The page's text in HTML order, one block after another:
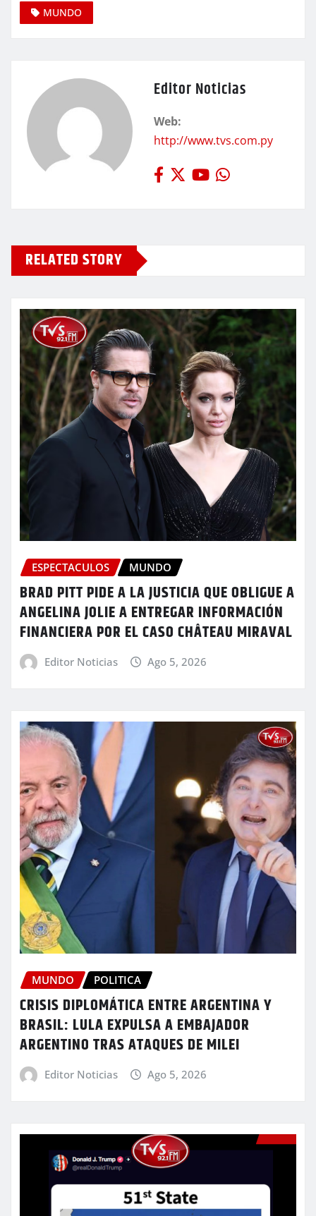
MUNDO
Editor Noticias
Web:
http://www.tvs.com.py
RELATED STORY
ESPECTACULOS MUNDO
BRAD PITT PIDE A LA JUSTICIA QUE OBLIGUE A
ANGELINA JOLIE A ENTREGAR INFORMACIÓN
FINANCIERA POR EL CASO CHÂTEAU MIRAVAL
Editor Noticias Ago 5, 2026
MUNDO POLITICA
CRISIS DIPLOMÁTICA ENTRE ARGENTINA Y
BRASIL: LULA EXPULSA A EMBAJADOR
ARGENTINO TRAS ATAQUES DE MILEI
Editor Noticias Ago 5, 2026